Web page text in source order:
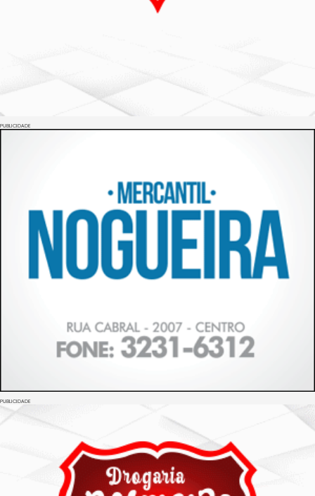
PUBLICIDADE
PUBLICIDADE